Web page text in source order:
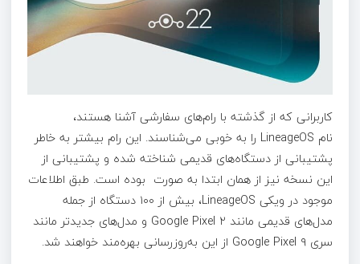
کاربرانی که از گذشته با رام‌های سفارشی آشنا هستند،
نام LineageOS را به خوبی می‌شناسند. این رام بیشتر به خاطر
پشتیبانی از دستگاه‌های قدیمی شناخته شده و پشتیبانی از
این نسخه نیز از همان ابتدا به صورت بوده است. طبق اطلاعات
موجود در ویکی LineageOS، بیش از ۱۰۰ دستگاه از جمله
مدل‌های قدیمی مانند Google Pixel ۲ و مدل‌های جدیدتر مانند
سری Google Pixel ۹ از این به‌روزرسانی بهره‌مند خواهند شد.